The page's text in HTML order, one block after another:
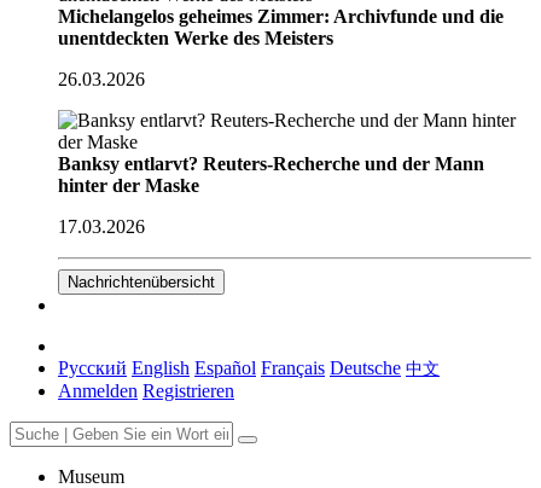
Michelangelos geheimes Zimmer: Archivfunde und die
unentdeckten Werke des Meisters
26.03.2026
Banksy entlarvt? Reuters-Recherche und der Mann
hinter der Maske
17.03.2026
Nachrichtenübersicht
Русский English Español Français Deutsche 中文
Anmelden Registrieren
Museum